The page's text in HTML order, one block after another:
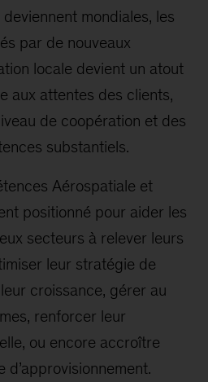
mondiales, les
par de nouveaux
locale devient un atout
aux attentes des clients,
de coopération et des
substantiels.
Aérospatiale et
positionné pour aider les
secteurs à relever leurs
leur stratégie de
croissance, gérer au
renforcer leur
ou encore accroître
d’approvisionnement.